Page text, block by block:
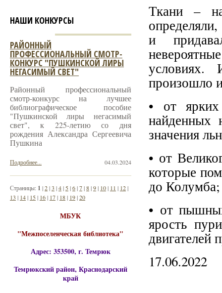
Ткани –
и
произошло
• от
найденных
значения
• от
которые
до Колумба;
• от
ярость
17.06.2022
НАШИ КОНКУРСЫ
РАЙОННЫЙ
ПРОФЕССИОНАЛЬНЫЙ СМОТР-
КОНКУРС "ПУШКИНСКОЙ ЛИРЫ
НЕГАСИМЫЙ СВЕТ"
Районный профессиональный
смотр-конкурс на лучшее
библиографическое пособие
"Пушкинской лиры негасимый
свет", к 225-летию со дня
рождения Александра Сергеевича
Пушкина
04.03.2024
Подробнее...
Страницы: 1 |2|3 |4| 5|6|7|8|9| 10| 11 | 12|
13 | 14| 15| 16| 17| 18| 19|20
МБУК
"Межпоселенческая библиотека"
Адрес: 353500, г. Темрюк
Темрюкский район, Краснодарский
край